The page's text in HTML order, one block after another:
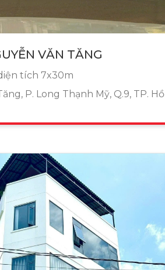
VĂN TĂNG
tích 7x30m
P. Long Thạnh Mỹ, Q.9, TP. Hồ